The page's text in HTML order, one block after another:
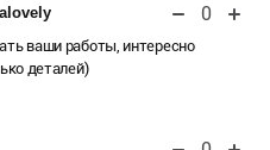
0
ваши работы, интересно
деталей)